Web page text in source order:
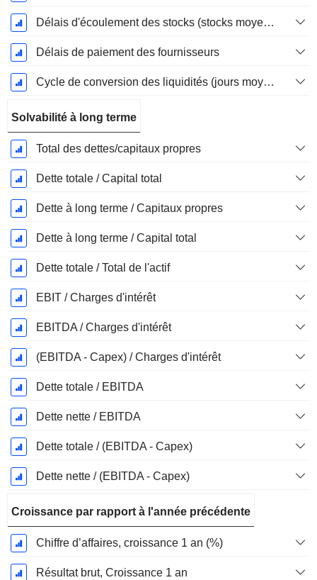
Délais d'écoulement des stocks (stocks moyens)
Délais de paiement des fournisseurs
Cycle de conversion des liquidités (jours moyens)
Solvabilité à long terme
Total des dettes/capitaux propres
Dette totale / Capital total
Dette à long terme / Capitaux propres
Dette à long terme / Capital total
Dette totale / Total de l'actif
EBIT / Charges d'intérêt
EBITDA / Charges d'intérêt
(EBITDA - Capex) / Charges d'intérêt
Dette totale / EBITDA
Dette nette / EBITDA
Dette totale / (EBITDA - Capex)
Dette nette / (EBITDA - Capex)
Croissance par rapport à l'année précédente
Chiffre d’affaires, croissance 1 an (%)
Résultat brut, Croissance 1 an